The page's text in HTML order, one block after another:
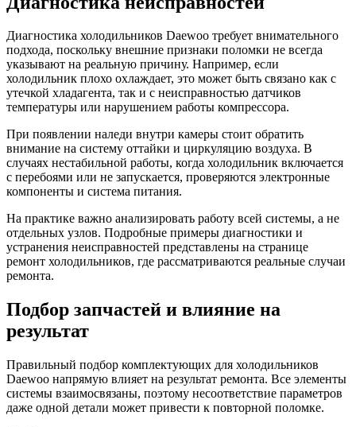
Диагностика холодильников Daewoo требует внимательного
подхода, поскольку внешние признаки поломки не всегда
указывают на реальную причину. Например, если
холодильник плохо охлаждает, это может быть связано как с
утечкой хладагента, так и с неисправностью датчиков
температуры или нарушением работы компрессора.
При появлении наледи внутри камеры стоит обратить
внимание на систему оттайки и циркуляцию воздуха. В
случаях нестабильной работы, когда холодильник включается
с перебоями или не запускается, проверяются электронные
компоненты и система питания.
На практике важно анализировать работу всей системы, а не
отдельных узлов. Подробные примеры диагностики и
устранения неисправностей представлены на странице
ремонт холодильников, где рассматриваются реальные случаи
ремонта.
Подбор запчастей и влияние на
результат
Правильный подбор комплектующих для холодильников
Daewoo напрямую влияет на результат ремонта. Все элементы
системы взаимосвязаны, поэтому несоответствие параметров
даже одной детали может привести к повторной поломке.